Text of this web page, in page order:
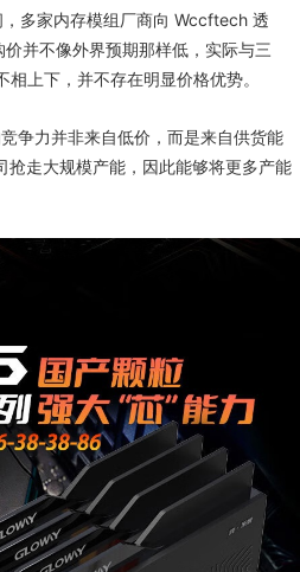
多家内存模组厂商向 Wccftech 透
并不像外界预期那样低，实际与三
上下，并不存在明显价格优势。
争力并非来自低价，而是来自供货能
抢走大规模产能，因此能够将更多产能